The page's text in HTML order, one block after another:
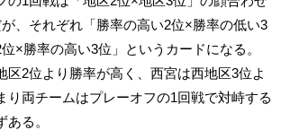
、それぞれ「勝率の高い2位×勝率の低い3
×勝率の高い3位」というカードになる。
区2位より勝率が高く、西宮は西地区3位よ
り両チームはプレーオフの1回戦で対峙する
る。